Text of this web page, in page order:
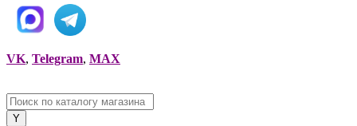
VK, Telegram, MAX